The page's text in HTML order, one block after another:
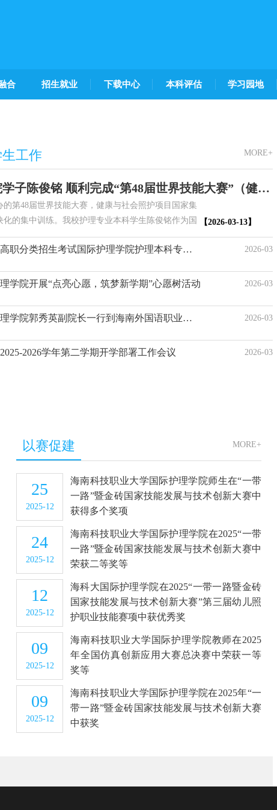
合 招生就业 下载中心 本科评估 学习园地
工作 MORE+
海科大国际护理学院学子陈俊铭 顺利完成“第48届世界技能大赛”（健康与社会照护项目）国家集训队深圳阶段集训
的第48届世界技能大赛，健康与社会照护项目国家集
的集中训练。我校护理专业本科学生陈俊铭作为国
程参与了此次集训，并于3月8日至12日期间，在深
该阶段的集训任务。在深圳集训期间，训练内容紧
的照护方案，并接受了专业的心理辅导与压力管理
理念与人文关怀实践，极大地拓宽了专业视野。此次
的顶尖专家和教练团队，训练强度大、标准高。我校
业基础、积极的学习态度和良好的竞技风貌。通过
能力和跨文化照护理念均得到了显著强化。目前，
）国家集训队集体合影健康与社会照护项目国家集
与社会照护项目国家集训队参访深圳市养老护理院
【2026-03-13】
海南科技职业大学2026年高职分类招生考试国际护理学院护理本科专业技能测试工作方案 2026-03
学院开展“点亮心愿，筑梦新学期”心愿树活动 2026-03
海南科技职业大学国际护理学院郭秀英副院长一行到海南外国语职业学院交流推进国际化建设 2026-03
2026学年第二学期开学部署工作会议 2026-03
以赛促建 MORE+
25
2025-12
海南科技职业大学国际护理学院师生在“一带
一路”暨金砖国家技能发展与技术创新大赛中
获得多个奖项
24
2025-12
海南科技职业大学国际护理学院在2025“一带
一路”暨金砖国家技能发展与技术创新大赛中
荣获二等奖等
12
2025-12
海科大国际护理学院在2025“一带一路暨金砖
国家技能发展与技术创新大赛”第三届幼儿照
护职业技能赛项中获优秀奖
09
2025-12
海南科技职业大学国际护理学院教师在2025
年全国仿真创新应用大赛总决赛中荣获一等
奖等
09
2025-12
海南科技职业大学国际护理学院在2025年“一
带一路”暨金砖国家技能发展与技术创新大赛
中获奖